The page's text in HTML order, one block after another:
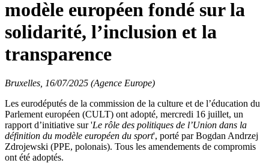
modèle européen fondé sur la
solidarité, l’inclusion et la
transparence
Bruxelles, 16/07/2025 (Agence Europe)
Les eurodéputés de la commission de la culture et de l’éducation du
Parlement européen (CULT) ont adopté, mercredi 16 juillet, un
rapport d’initiative sur 'Le rôle des politiques de l’Union dans la
définition du modèle européen du sport', porté par Bogdan Andrzej
Zdrojewski (PPE, polonais). Tous les amendements de compromis
ont été adoptés.